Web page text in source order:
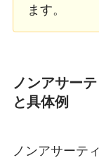
ます。
ノンアサー
と具体例
ノンアサーテ